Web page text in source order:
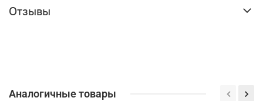
Отзывы
Аналогичные товары